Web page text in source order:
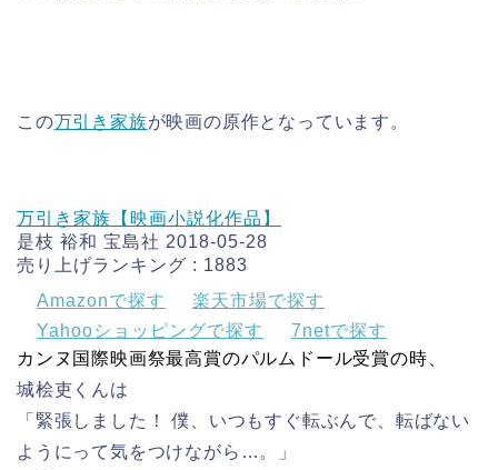
この万引き家族が映画の原作となっています。
万引き家族【映画小説化作品】
是枝 裕和 宝島社 2018-05-28
売り上げランキング : 1883
Amazonで探す
楽天市場で探す
Yahooショッピングで探す
7netで探す
カンヌ国際映画祭最高賞のパルムドール受賞の時、
城桧吏くんは
「緊張しました！ 僕、いつもすぐ転ぶんで、転ばない
ようにって気をつけながら…。」